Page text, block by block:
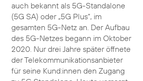
auch bekannt als 5G-Standalone
(5G SA) oder „5G Plus“, im
gesamten 5G-Netz an. Der Aufbau
des 5G-Netzes begann im Oktober
2020. Nur drei Jahre später öffnete
der Telekommunikationsanbieter
für seine Kund:innen den Zugang